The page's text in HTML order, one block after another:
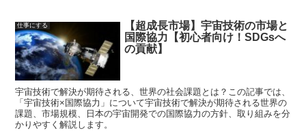
仕事にする
【超成長市場】宇宙技術の市場と
国際協力【初心者向け！SDGsへ
の貢献】
宇宙技術で解決が期待される、世界の社会課題とは？この記事では、
「宇宙技術×国際協力」について宇宙技術で解決が期待される世界の
課題、市場規模、日本の宇宙開発での国際協力の方針、取り組みを分
かりやすく解説します。